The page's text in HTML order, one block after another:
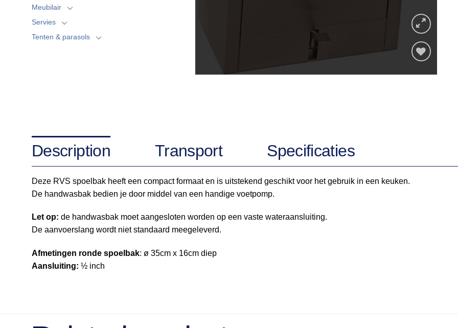
Meubilair
Servies
Tenten & parasols
Description Transport Specificaties
Deze RVS spoelbak heeft een compact formaat en is uitstekend geschikt voor het gebruik in een keuken.
De handwasbak bedien je door middel van een handige voetpomp.
Let op: de handwasbak moet aangesloten worden op een vaste wateraansluiting.
De aanvoerslang wordt niet standaard meegeleverd.
Afmetingen ronde spoelbak: ø 35cm x 16cm diep
Aansluiting: ½ inch